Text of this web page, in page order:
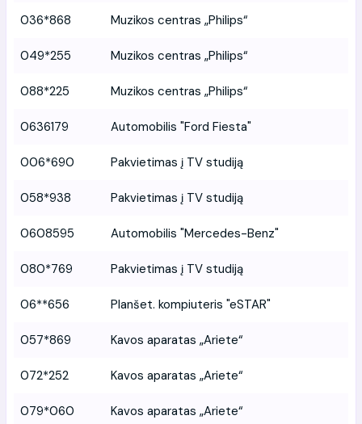
036*868 Muzikos centras „Philips“
049*255 Muzikos centras „Philips“
088*225 Muzikos centras „Philips“
0636179 Automobilis "Ford Fiesta"
006*690 Pakvietimas į TV studiją
058*938 Pakvietimas į TV studiją
0608595 Automobilis "Mercedes-Benz"
080*769 Pakvietimas į TV studiją
06**656 Planšet. kompiuteris "eSTAR"
057*869 Kavos aparatas „Ariete“
072*252 Kavos aparatas „Ariete“
079*060 Kavos aparatas „Ariete“